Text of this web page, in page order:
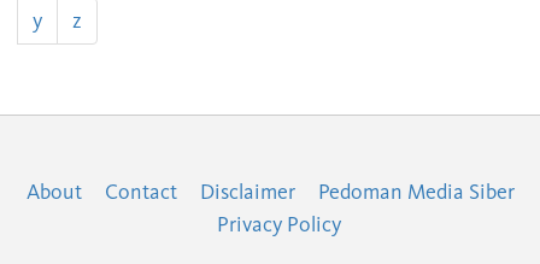
y
z
About Contact Disclaimer
Pedoman Media Siber
Privacy Policy